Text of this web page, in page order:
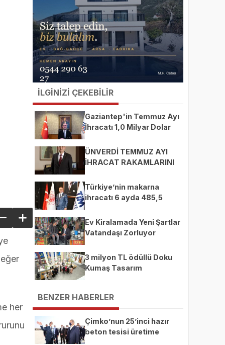
her
İLGİNİZİ ÇEKEBİLİR
Gaziantep'in Temmuz Ayı
İhracatı 1,0 Milyar Dolar
ÜNVERDİ TEMMUZ AYI
İHRACAT RAKAMLARINI
Türkiye’nin makarna
ihracatı 6 ayda 485,5
Ev Kiralamada Yeni Şartlar
Vatandaşı Zorluyor
3 milyon TL ödüllü Doku
Kumaş Tasarım
BENZER HABERLER
Çimko’nun 25’inci hazır
beton tesisi üretime